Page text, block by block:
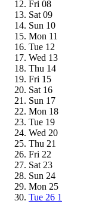
Fri 08
Sat 09
Sun 10
Mon 11
Tue 12
Wed 13
Thu 14
Fri 15
Sat 16
Sun 17
Mon 18
Tue 19
Wed 20
Thu 21
Fri 22
Sat 23
Sun 24
Mon 25
Tue 26 1